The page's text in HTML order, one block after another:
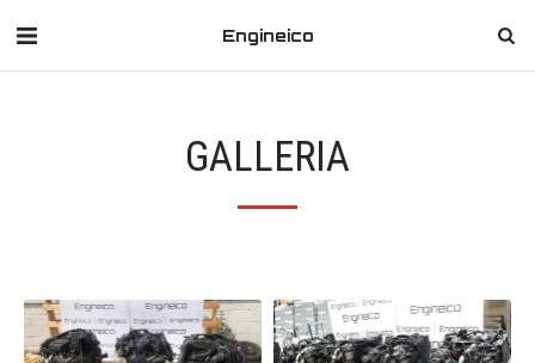
Engineico
GALLERIA